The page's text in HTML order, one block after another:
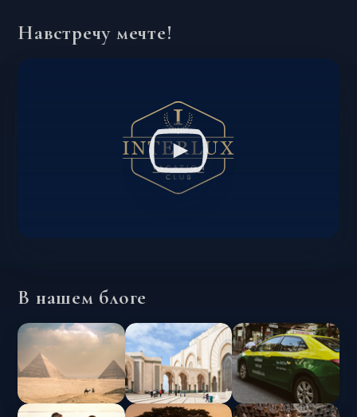
Навстречу мечте!
В нашем блоге